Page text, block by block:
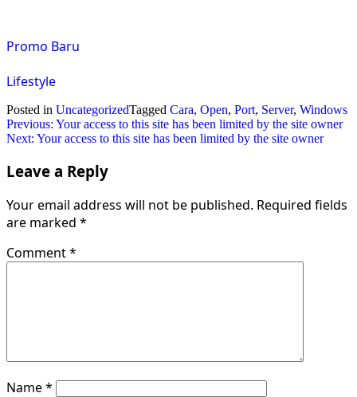
Promo Baru
Lifestyle
Posted in UncategorizedTagged Cara, Open, Port, Server, Windows
Post
Previous: Your access to this site has been limited by the site owner
Next: Your access to this site has been limited by the site owner
Leave a Reply
Your email address will not be published. Required fields
are marked *
Comment*
Name*